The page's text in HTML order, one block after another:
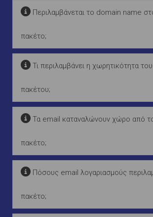
Περιλαμβάνεται το domain name
πακέτο;
Τι περιλαμβάνει η χωρητικότητα
πακέτου;
Τα email καταναλώνουν χώρο από
πακέτο;
Πόσους email λογαριασμούς
πακέτο;